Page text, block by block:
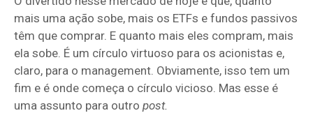
mais uma ação sobe, mais os ETFs e fundos passivos
têm que comprar. E quanto mais eles compram, mais
ela sobe. É um círculo virtuoso para os acionistas e,
claro, para o management. Obviamente, isso tem um
fim e é onde começa o círculo vicioso. Mas esse é
uma assunto para outro post.